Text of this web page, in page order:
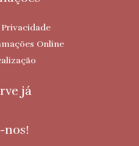
Online
já
nos!